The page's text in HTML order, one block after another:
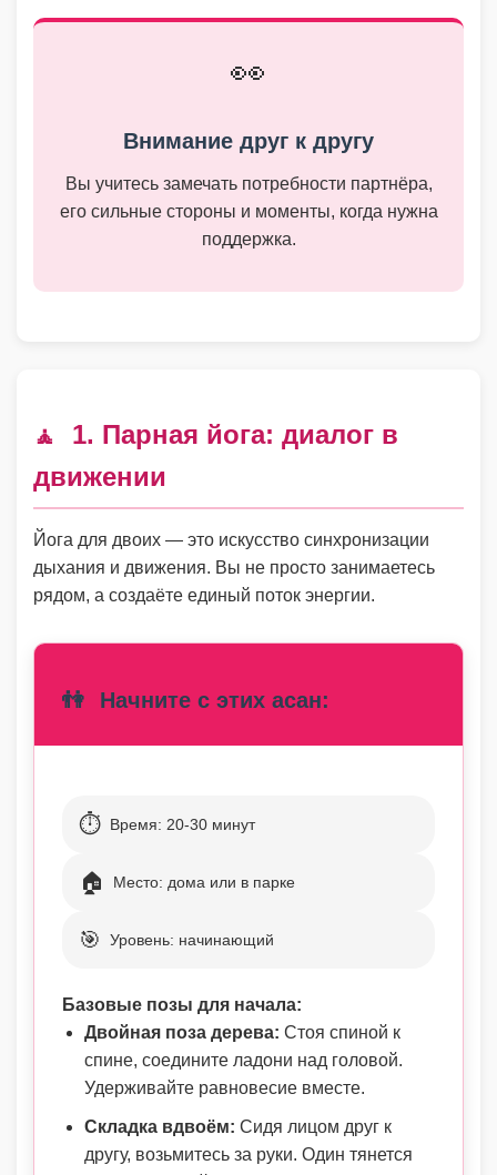
👀
Внимание друг к другу
Вы учитесь замечать потребности партнёра,
его сильные стороны и моменты, когда нужна
поддержка.
🧘
1. Парная йога: диалог в
движении
Йога для двоих — это искусство синхронизации
дыхания и движения. Вы не просто занимаетесь
рядом, а создаёте единый поток энергии.
👫 Начните с этих асан:
⏱️ Время: 20-30 минут
🏠 Место: дома или в парке
🎯 Уровень: начинающий
Базовые позы для начала:
Двойная поза дерева: Стоя спиной к
спине, соедините ладони над головой.
Удерживайте равновесие вместе.
Складка вдвоём: Сидя лицом друг к
другу, возьмитесь за руки. Один тянется